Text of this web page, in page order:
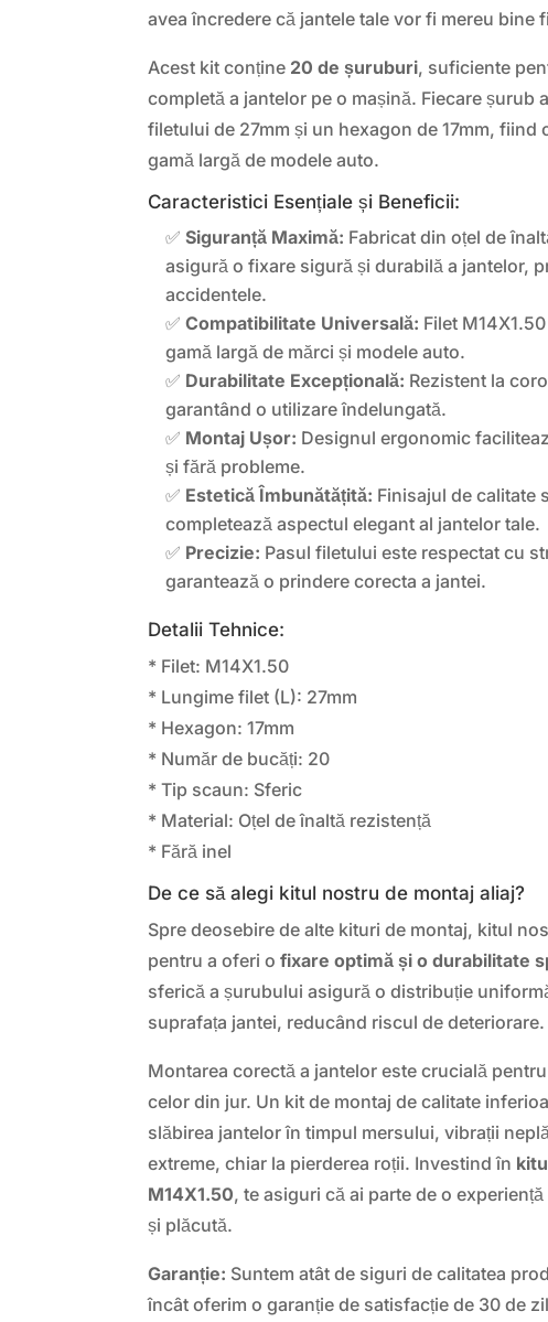
avea încredere că jantele tale vor fi mereu bine
Acest kit conține 20 de șuruburi, suficiente
completă a jantelor pe o mașină. Fiecare șurub
filetului de 27mm și un hexagon de 17mm, fiind
gamă largă de modele auto.
Caracteristici Esențiale și Beneficii:
✅Siguranță Maximă: Fabricat din oțel de
asigură o fixare sigură și durabilă a jantelor,
accidentele.
✅Compatibilitate Universală: Filet
gamă largă de mărci și modele auto.
✅ Durabilitate Excepțională: Rezistent la
garantând o utilizare îndelungată.
✅ Montaj Ușor: Designul ergonomic
și fără probleme.
✅ Estetică Îmbunătățită: Finisajul de calitate
completează aspectul elegant al jantelor tale.
✅ Precizie: Pasul filetului este respectat cu
garantează o prindere corecta a jantei.
Detalii Tehnice:
* Filet: M14X1.50
* Lungime filet (L): 27mm
* Hexagon: 17mm
* Număr de bucăți: 20
* Tip scaun: Sferic
* Material: Oțel de înaltă rezistență
* Fără inel
De ce să alegi kitul nostru de montaj aliaj?
Spre deosebire de alte kituri de montaj, kitul
pentru a oferi ofixare optimă și o durabilitate
sferică a șurubului asigură o distribuție
suprafața jantei, reducând riscul de deteriorare.
Montarea corectă a jantelor este crucială
celor din jur. Un kit de montaj de calitate
slăbirea jantelor în timpul mersului, vibrații
extreme, chiar la pierderea roții. Investind în
M14X1.50, te asiguri că ai parte de o
și plăcută.
Garanție: Suntem atât de siguri de calitatea
încât oferim o garanție de satisfacție de 30 de